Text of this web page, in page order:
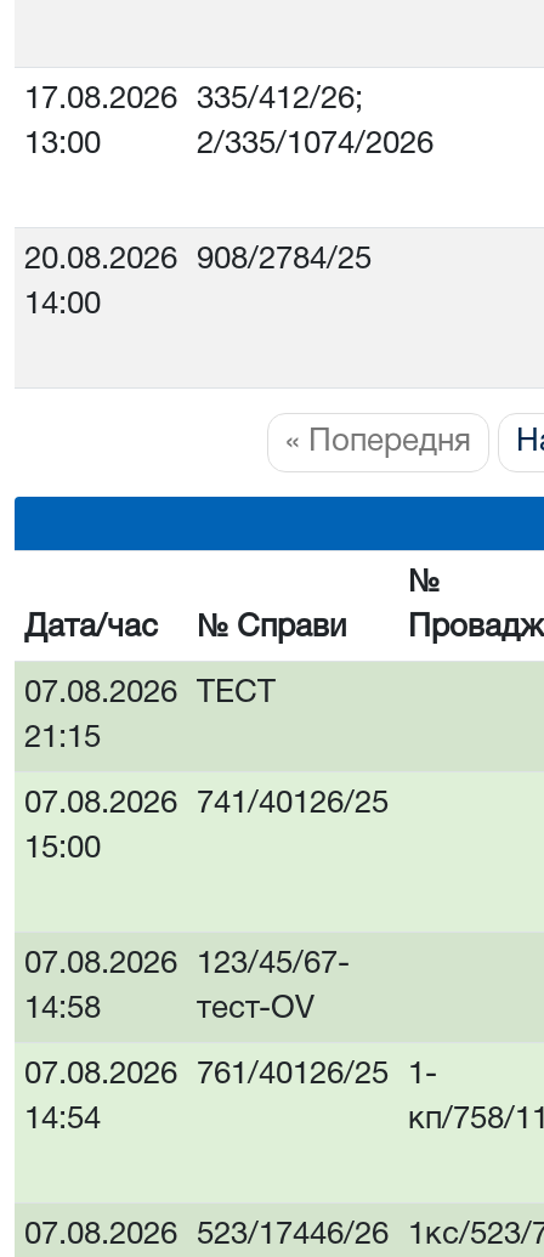
17.08.2026
13:00
335/412/26;
2/335/1074/2026
20.08.2026
14:00
908/2784/25
« Попередня
Дата/час № Справи
№
07.08.2026
21:15
ТЕСТ
07.08.2026
15:00
741/40126/25
07.08.2026
14:58
123/45/67-
тест-OV
07.08.2026
14:54
761/40126/25
1-
кп/758/
07.08.2026 523/17446/26 1кс/523/